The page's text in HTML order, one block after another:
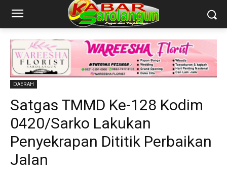
DAERAH
Satgas TMMD Ke-128 Kodim
0420/Sarko Lakukan
Penyekrapan Dititik Perbaikan
Jalan